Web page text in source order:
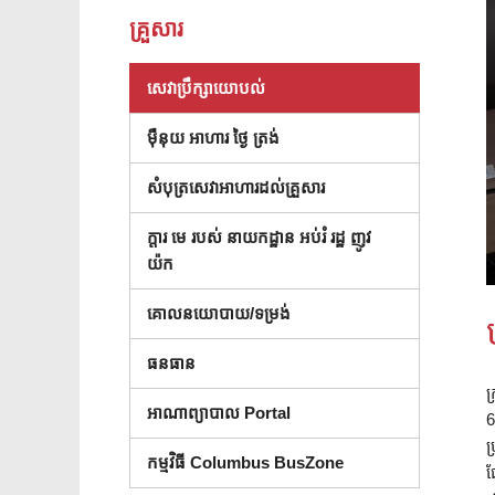
គ្រួសារ
សេវាប្រឹក្សាយោបល់(បើកក្នុងបង្អួចថ្មី)
ម៉ឺនុយ អាហារ ថ្ងៃ ត្រង់
សំបុត្រសេវាអាហារដល់គ្រួសារ
ក្តារ មេ របស់ នាយកដ្ឋាន អប់រំ រដ្ឋ ញូវ
យ៉ក
គោលនយោបាយ/ទម្រង់
ធនធាន
អាណាព្យាបាល Portal
កម្មវិធី Columbus BusZone